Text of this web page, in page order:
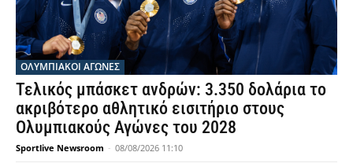
ΟΛΥΜΠΙΑΚΟΊ ΑΓΏΝΕΣ
Τελικός μπάσκετ ανδρών: 3.350 δολάρια το
ακριβότερο αθλητικό εισιτήριο στους
Ολυμπιακούς Αγώνες του 2028
Sportlive Newsroom - 08/08/2026 11:10